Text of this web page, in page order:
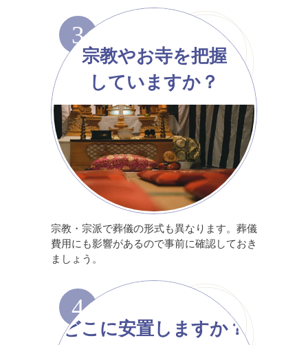
3
宗教やお寺を把握
していますか？
宗教・宗派で葬儀の形式も異なります。葬儀
費用にも影響があるので事前に確認しておき
ましょう。
4
どこに安置しますか？